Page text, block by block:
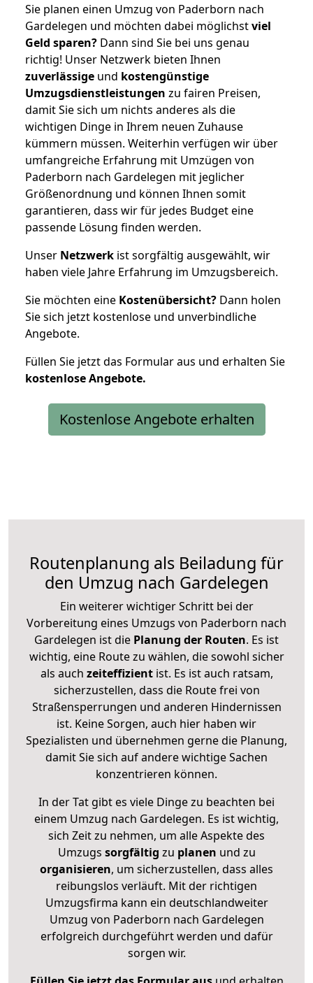
Sie planen einen Umzug von Paderborn nach
Gardelegen und möchten dabei möglichstviel
Geld sparen? Dann sind Sie bei uns genau
richtig! Unser Netzwerk bieten Ihnen
zuverlässige und kostengünstige
Umzugsdienstleistungen zu fairen Preisen,
damit Sie sich um nichts anderes als die
wichtigen Dinge in Ihrem neuen Zuhause
kümmern müssen. Weiterhin verfügen wir über
umfangreiche Erfahrung mit Umzügen von
Paderborn nach Gardelegen mit jeglicher
Größenordnung und können Ihnen somit
garantieren, dass wir für jedes Budget eine
passende Lösung finden werden.
Unser Netzwerk ist sorgfältig ausgewählt, wir
haben viele Jahre Erfahrung im Umzugsbereich.
Sie möchten eine Kostenübersicht? Dann holen
Sie sich jetzt kostenlose und unverbindliche
Angebote.
Füllen Sie jetzt das Formular aus und erhalten Sie
kostenloseAngebote.
Kostenlose Angebote erhalten
Routenplanung als Beiladung für
den Umzug nach Gardelegen
Ein weiterer wichtiger Schritt bei der
Vorbereitung eines Umzugs von Paderborn nach
Gardelegen ist die Planung der Routen. Es ist
wichtig, eine Route zu wählen, die sowohl sicher
als auch zeiteffizientist. Es ist auch ratsam,
sicherzustellen, dass die Route frei von
Straßensperrungen und anderen Hindernissen
ist. Keine Sorgen, auch hier haben wir
Spezialisten und übernehmen gerne die Planung,
damit Sie sich auf andere wichtige Sachen
konzentrieren können.
In der Tat gibt es viele Dinge zu beachten bei
einem Umzug nach Gardelegen. Es ist wichtig,
sich Zeit zu nehmen, um alle Aspekte des
Umzugs sorgfältig zu planen und zu
organisieren, um sicherzustellen, dass alles
reibungslos verläuft. Mit der richtigen
Umzugsfirma kann ein deutschlandweiter
Umzug von Paderborn nach Gardelegen
erfolgreich durchgeführt werden und dafür
sorgen wir.